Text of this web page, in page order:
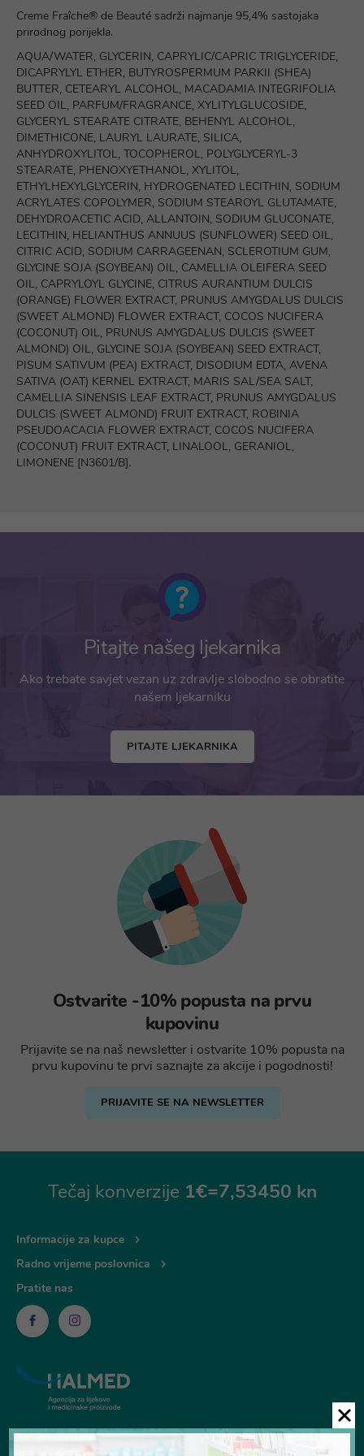
Creme Fraîche® de Beauté sadrži najmanje 95,4% sastojaka
prirodnog porijekla.
AQUA/WATER, GLYCERIN, CAPRYLIC/CAPRIC TRIGLYCERIDE,
DICAPRYLYL ETHER, BUTYROSPERMUM PARKII (SHEA)
BUTTER, CETEARYL ALCOHOL, MACADAMIA INTEGRIFOLIA
SEED OIL, PARFUM/FRAGRANCE, XYLITYLGLUCOSIDE,
GLYCERYL STEARATE CITRATE, BEHENYL ALCOHOL,
DIMETHICONE, LAURYL LAURATE, SILICA,
ANHYDROXYLITOL, TOCOPHEROL, POLYGLYCERYL-3
STEARATE, PHENOXYETHANOL, XYLITOL,
ETHYLHEXYLGLYCERIN, HYDROGENATED LECITHIN, SODIUM
ACRYLATES COPOLYMER, SODIUM STEAROYL GLUTAMATE,
DEHYDROACETIC ACID, ALLANTOIN, SODIUM GLUCONATE,
LECITHIN, HELIANTHUS ANNUUS (SUNFLOWER) SEED OIL,
CITRIC ACID, SODIUM CARRAGEENAN, SCLEROTIUM GUM,
GLYCINE SOJA (SOYBEAN) OIL, CAMELLIA OLEIFERA SEED
OIL, CAPRYLOYL GLYCINE, CITRUS AURANTIUM DULCIS
(ORANGE) FLOWER EXTRACT, PRUNUS AMYGDALUS DULCIS
(SWEET ALMOND) FLOWER EXTRACT, COCOS NUCIFERA
(COCONUT) OIL, PRUNUS AMYGDALUS DULCIS (SWEET
ALMOND) OIL, GLYCINE SOJA (SOYBEAN) SEED EXTRACT,
PISUM SATIVUM (PEA) EXTRACT, DISODIUM EDTA, AVENA
SATIVA (OAT) KERNEL EXTRACT, MARIS SAL/SEA SALT,
CAMELLIA SINENSIS LEAF EXTRACT, PRUNUS AMYGDALUS
DULCIS (SWEET ALMOND) FRUIT EXTRACT, ROBINIA
PSEUDOACACIA FLOWER EXTRACT, COCOS NUCIFERA
(COCONUT) FRUIT EXTRACT, LINALOOL, GERANIOL,
LIMONENE [N3601/B].
Pitajte našeg ljekarnika
Ako trebate savjet vezan uz zdravlje slobodno se obratite
našem ljekarniku
PITAJTE LJEKARNIKA
Ostvarite -10% popusta na prvu
kupovinu
Prijavite se na naš newsletter i ostvarite 10% popusta na
prvu kupovinu te prvi saznajte za akcije i pogodnosti!
PRIJAVITE SE NA NEWSLETTER
Tečaj konverzije 1€=7,53450 kn
Informacije za kupce
Radno vrijeme poslovnica
Pratite nas